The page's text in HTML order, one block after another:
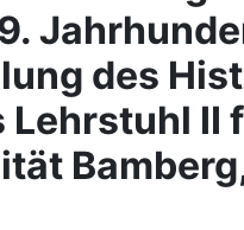
des
Lehrstuhl